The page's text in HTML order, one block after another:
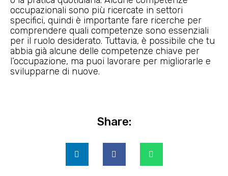
occupazionali sono più ricercate in settori
specifici, quindi è importante fare ricerche per
comprendere quali competenze sono essenziali
per il ruolo desiderato. Tuttavia, è possibile che tu
abbia già alcune delle competenze chiave per
l’occupazione, ma puoi lavorare per migliorarle e
svilupparne di nuove.
Share: